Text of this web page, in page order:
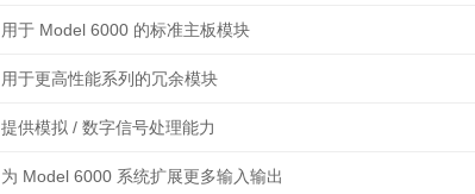
用于 Model 6000 的标准主板模块
用于更高性能系列的冗余模块
提供模拟 / 数字信号处理能力
为 Model 6000 系统扩展更多输入输出